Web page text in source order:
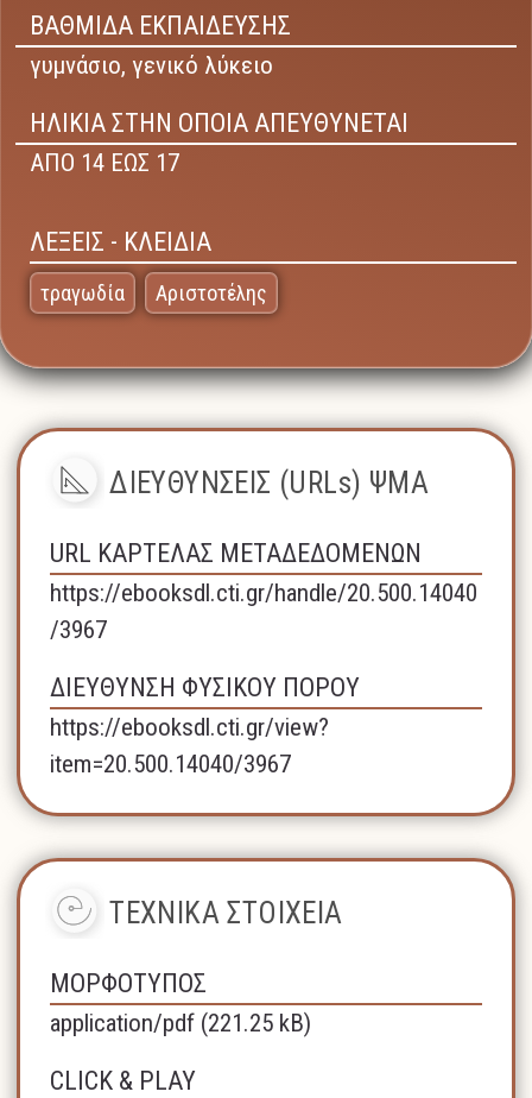
ΒΑΘΜΙΔΑ ΕΚΠΑΙΔΕΥΣΗΣ
γυμνάσιο, γενικό λύκειο
ΗΛΙΚΙΑ ΣΤΗΝ ΟΠΟΙΑ ΑΠΕΥΘΥΝΕΤΑΙ
ΑΠΟ 14 ΕΩΣ 17
ΛΕΞΕΙΣ - ΚΛΕΙΔΙΑ
τραγωδία Αριστοτέλης
ΔΙΕΥΘΥΝΣΕΙΣ (URLs) ΨΜΑ
URL ΚΑΡΤΕΛΑΣ ΜΕΤΑΔΕΔΟΜΕΝΩΝ
https://ebooksdl.cti.gr/handle/20.500.14040
/3967
ΔΙΕΥΘΥΝΣΗ ΦΥΣΙΚΟΥ ΠΟΡΟΥ
https://ebooksdl.cti.gr/view?
item=20.500.14040/3967
ΤΕΧΝΙΚΑ ΣΤΟΙΧΕΙΑ
ΜΟΡΦΟΤΥΠΟΣ
application/pdf (221.25 kB)
CLICK & PLAY